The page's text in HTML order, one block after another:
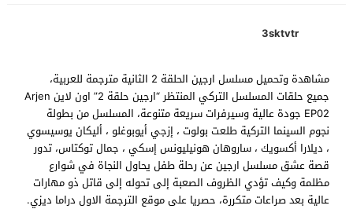
3sktvtr
مشاهدة وتحميل مسلسل ارجين الحلقة 2 الثانية مترجمة للعربية،
جميع حلقات المسلسل التركي المنتظر “ارجين حلقة 2” اون لاين Arjen
EP02 جودة عالية وسيرفرات سريعة متنوعة، المسلسل من بطولة
نجوم السينما التركية طلعت بولوت ، إزجي أيوبوغلو ، أليكان يوسيسوي
، ديلارا أكسويك ، ساروهان هونيليونس إسكي ، جمال توكتاس، تدور
قصة عشق مسلسل ارجين عن رحلة طفل يحاول النجاة في شوارع
مظلمة وكيف تؤدي الظروف الصعبة إلى تحوله إلى قاتل ذو مهارات
عالية بعد صراعات متكررة، حصريا على موقع الترجمة الاول دراما ديزي.